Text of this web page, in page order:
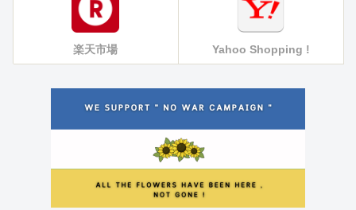
楽天市場 Yahoo Shopping !